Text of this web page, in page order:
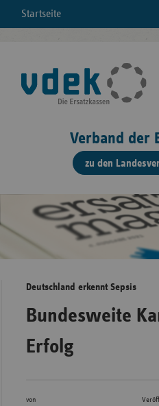
Startseite
Verband der
zu den
Deutschland erkennt Sepsis
Bundesweite
Erfolg
von